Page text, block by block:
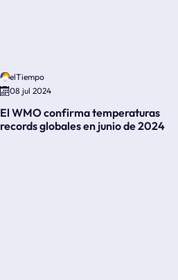
elTiempo
08 jul 2024
El WMO confirma temperaturas
records globales en junio de 2024